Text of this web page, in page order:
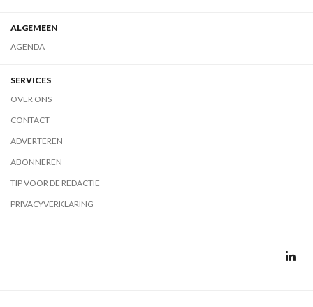
ALGEMEEN
AGENDA
SERVICES
OVER ONS
CONTACT
ADVERTEREN
ABONNEREN
TIP VOOR DE REDACTIE
PRIVACYVERKLARING